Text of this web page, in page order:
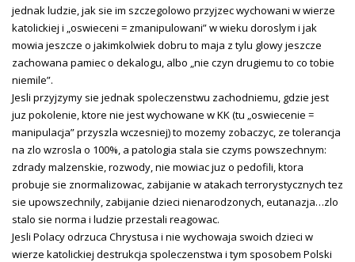
jednak ludzie, jak sie im szczegolowo przyjzec wychowani w wierze
katolickiej i „oswieceni = zmanipulowani” w wieku doroslym i jak
mowia jeszcze o jakimkolwiek dobru to maja z tylu glowy jeszcze
zachowana pamiec o dekalogu, albo „nie czyn drugiemu to co tobie
niemile”.
Jesli przyjzymy sie jednak spoleczenstwu zachodniemu, gdzie jest
juz pokolenie, ktore nie jest wychowane w KK (tu „oswiecenie =
manipulacja” przyszla wczesniej) to mozemy zobaczyc, ze tolerancja
na zlo wzrosla o 100%, a patologia stala sie czyms powszechnym:
zdrady malzenskie, rozwody, nie mowiac juz o pedofili, ktora
probuje sie znormalizowac, zabijanie w atakach terrorystycznych tez
sie upowszechnily, zabijanie dzieci nienarodzonych, eutanazja…zlo
stalo sie norma i ludzie przestali reagowac.
Jesli Polacy odrzuca Chrystusa i nie wychowaja swoich dzieci w
wierze katolickiej destrukcja spoleczenstwa i tym sposobem Polski